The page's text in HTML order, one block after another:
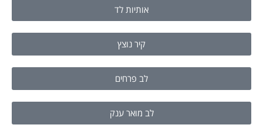
אותיות לד
קיר נוצץ
לב פרחים
לב מואר ענק